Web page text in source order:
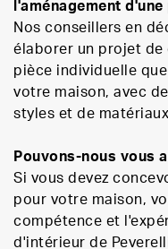
l'aménagement
Nos conseillers en
élaborer un projet
pièce individuelle
votre maison, avec
styles et de
Pouvons-nous vous
Si vous devez
pour votre maison,
compétence et
d'intérieur de